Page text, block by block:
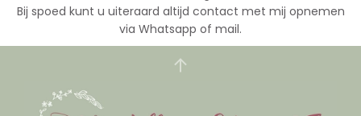
Bij spoed kunt u uiteraard altijd contact met mij opnemen
via Whatsapp of mail.